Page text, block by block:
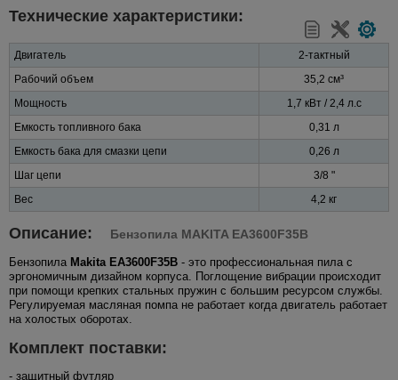
Технические характеристики:
Двигатель
2-тактный
Рабочий объем
35,2 см³
Мощность
1,7 кВт / 2,4 л.с
Емкость топливного бака
0,31 л
Емкость бака для смазки цепи
0,26 л
Шаг цепи
3/8 "
Вес
4,2 кг
Описание: Бензопила MAKITA EA3600F35B
Бензопила Makita EA3600F35B - это профессиональная пила с
эргономичным дизайном корпуса. Поглощение вибрации происходит
при помощи крепких стальных пружин с большим ресурсом службы.
Регулируемая масляная помпа не работает когда двигатель работает
на холостых оборотах.
Комплект поставки:
- защитный футляр